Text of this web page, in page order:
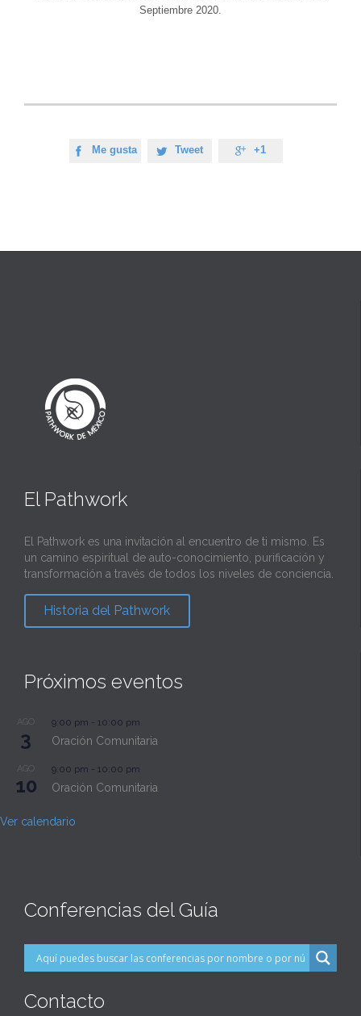
Septiembre 2020.
 Me gusta  Tweet  +1
El Pathwork
El Pathwork es una invitación al encuentro de ti mismo. Es
un camino espiritual de auto-conocimiento, purificación y
transformación a través de todos los niveles de conciencia.
Historia del Pathwork
Próximos eventos
AGO
3
9:00 pm - 10:00 pm
Oración Comunitaria
AGO
10
9:00 pm - 10:00 pm
Oración Comunitaria
Ver calendario
Conferencias del Guía
Contacto